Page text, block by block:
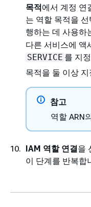
목적에서 계정 연
는 역할 목적을
행하는 데 사용하
다른 서비스에 액
SERVICE 를 지
목적을 둘 이상
참고
역할 ARN
IAM 역할 연결을
이 단계를 반복합